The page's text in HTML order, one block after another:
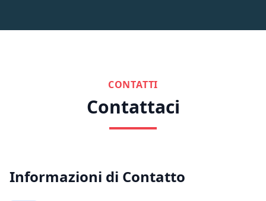
CONTATTI
Contattaci
Informazioni di Contatto